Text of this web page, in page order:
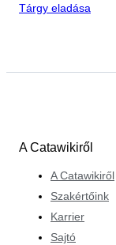
Tárgy eladása
A Catawikiről
A Catawikiről
Szakértőink
Karrier
Sajtó